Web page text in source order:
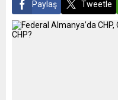
Paylaş Tweetle